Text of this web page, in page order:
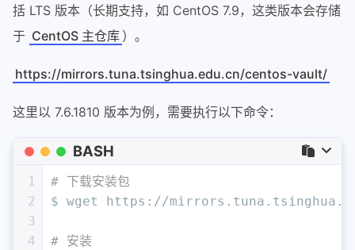
括 LTS 版本（长期支持，如 CentOS 7.9，这类版本会存储
于 CentOS 主仓库 ）。
https://mirrors.tuna.tsinghua.edu.cn/centos-vault/
这里以 7.6.1810 版本为例，需要执行以下命令：
BASH
1
2
3
4
# 下载安装包
$ wget https://
# 安装